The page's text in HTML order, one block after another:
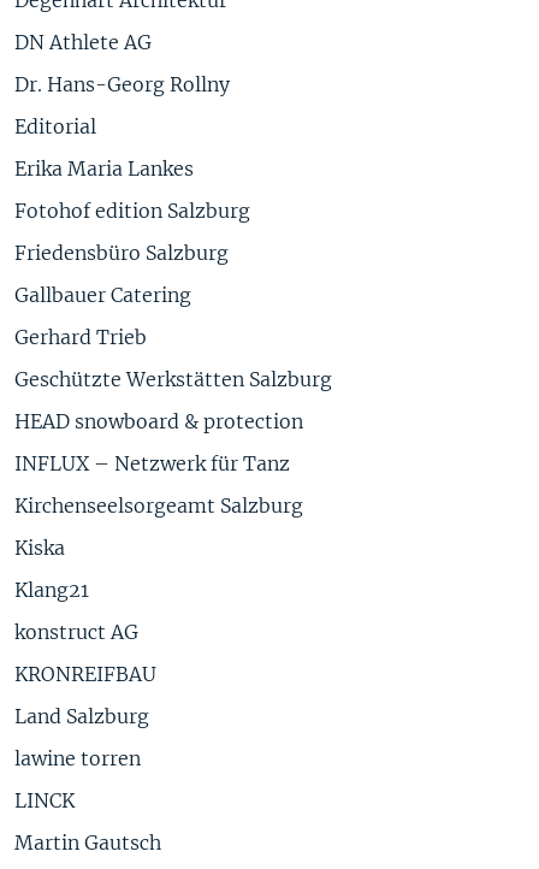
DN Athlete AG
Dr. Hans-Georg Rollny
Editorial
Erika Maria Lankes
Fotohof edition Salzburg
Friedensbüro Salzburg
Gallbauer Catering
Gerhard Trieb
Geschützte Werkstätten Salzburg
HEAD snowboard & protection
INFLUX – Netzwerk für Tanz
Kirchenseelsorgeamt Salzburg
Kiska
Klang21
konstruct AG
KRONREIFBAU
Land Salzburg
lawine torren
LINCK
Martin Gautsch